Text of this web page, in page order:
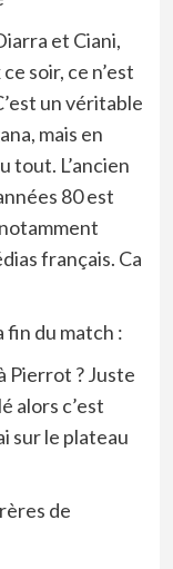
et Ciani,
soir, ce n’est
un véritable
mais en
tout. L’ancien
80 est
français. Ca
fin du match :
Pierrot ? Juste
alors c’est
sur le plateau
de